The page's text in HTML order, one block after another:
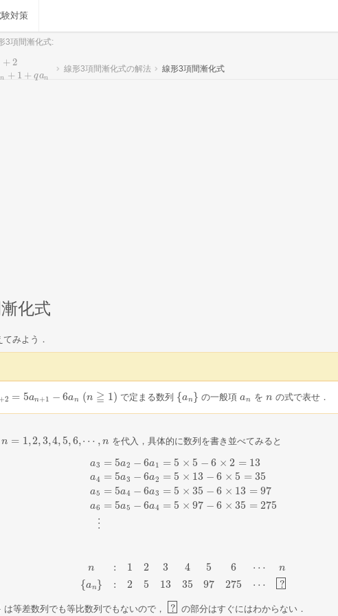
対策
3項間漸化式:
+ 2
n + 1 + qan
=p 線形3項間漸化式の解法 線形3項間漸化式
化式
みよう．
2 = 5an+1 − 6an (n ≧ 1)
n+ 1−6an (n≧ 1) で定まる数列 {an}
{an} の一般項an
an を n
n の式で表せ．
n = 1,2,3,4,5,6,⋯ , n
n= 1,2,3,4, 5,6,⋯,n を代入，具体的に数列を書き並べてみると
a3
a4
a5
a6
⋮
= 5a2 − 6a1 = 5 × 5 − 6 × 2 = 13
= 5a3 − 6a2 = 5 × 13 − 6 × 5 = 35
= 5a4 − 6a3 = 5 × 35 − 6 × 13 = 97
= 5a5 − 6a4 = 5 × 97 − 6 × 35 = 275
a3= 5a 2−6a 1= 5×5−6×2 =13a4 =5 a3 −6 a2= 5× 13−
n
{an}
:
:
1
2
2
5
3
13
4
35
5
97
6
275
⋯
⋯
n
?
は等差数列でも等比数列でもないので， ?
? の部分はすぐにはわからない．